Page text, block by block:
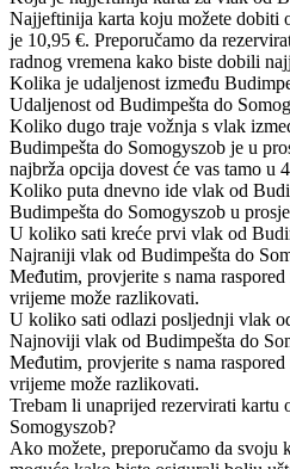
Najjeftinija karta koju možete dobiti
je 10,95 €. Preporučamo da
radnog vremena kako biste dobili
Kolika je udaljenost između
Udaljenost od Budimpešta do
Koliko dugo traje vožnja s vlak
Budimpešta do Somogyszob je u
najbrža opcija dovest će vas tamo u
Koliko puta dnevno ide vlak od
Budimpešta do Somogyszob u
U koliko sati kreće prvi vlak od
Najraniji vlak od Budimpešta do
Međutim, provjerite s nama
vrijeme može razlikovati.
U koliko sati odlazi posljednji vlak
Najnoviji vlak od Budimpešta do
Međutim, provjerite s nama
vrijeme može razlikovati.
Trebam li unaprijed rezervirati kartu
Somogyszob?
Ako možete, preporučamo da svoju